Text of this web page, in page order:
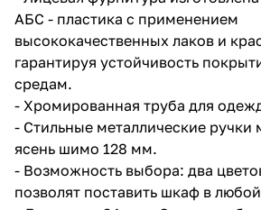
АБС - пластика с применением
высококачественных лаков и
гарантируя устойчивость
средам.
- Хромированная труба для
- Стильные металлические ручки
ясень шимо 128 мм.
- Возможность выбора: два
позволят поставить шкаф в